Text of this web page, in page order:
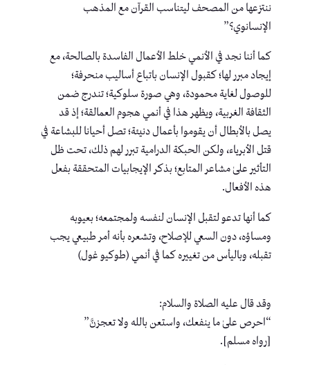
ننتزعها من المصحف ليتناسب القرآن مع المذهب
الإنسانوي؟”
كما أننا نجد في الأنمي خلط الأعمال الفاسدة بالصالحة، مع
إيجاد مبرر لها؛ كقبول الإنسان باتباع أساليب منحرفة؛
للوصول لغاية محمودة، وهي صورة سلوكية؛ تندرج ضمن
الثقافة الغربية، ويظهر هذا في أنمي هجوم العمالقة؛ إذ قد
يصل بالأبطال أن يقوموا بأعمال دنيئة؛ تصل أحيانا للبشاعة في
قتل الأبرياء، ولكن الحبكة الدرامية تبرر لهم ذلك، تحت ظل
التأثير علىٰ مشاعر المتابع؛ بذكر الإيجابيات المتحققة بفعل
هذه الأفعال.
كما أنها تدعو لتقبل الإنسان لنفسه ولمجتمعه؛ بعيوبه
ومساؤه، دون السعي للإصلاح، وتشعره بأنه أمر طبيعي يجب
تقبله، وباليأس من تغييره كما في أنمي (طوكيو غول)
وقد قال عليه الصلاة والسلام:
“احرص علىٰ ما ينفعك، واستعن بالله ولا تعجزنَّ”
[رواه مسلم].